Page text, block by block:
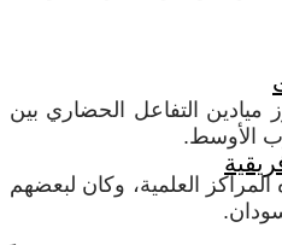
ميادين التفاعل الحضاري بين
الأوسط.
العلمية، وكان لبعضهم